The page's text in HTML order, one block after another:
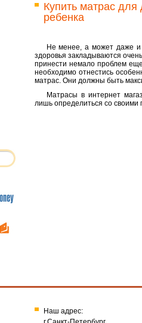
Купить матрас для
ребенка
Не менее, а может даже и
здоровья закладываются
принести немало проблем
необходимо отнестись
матрас. Они должны быть
Матрасы в интернет
лишь определиться со своими
Наш адрес: